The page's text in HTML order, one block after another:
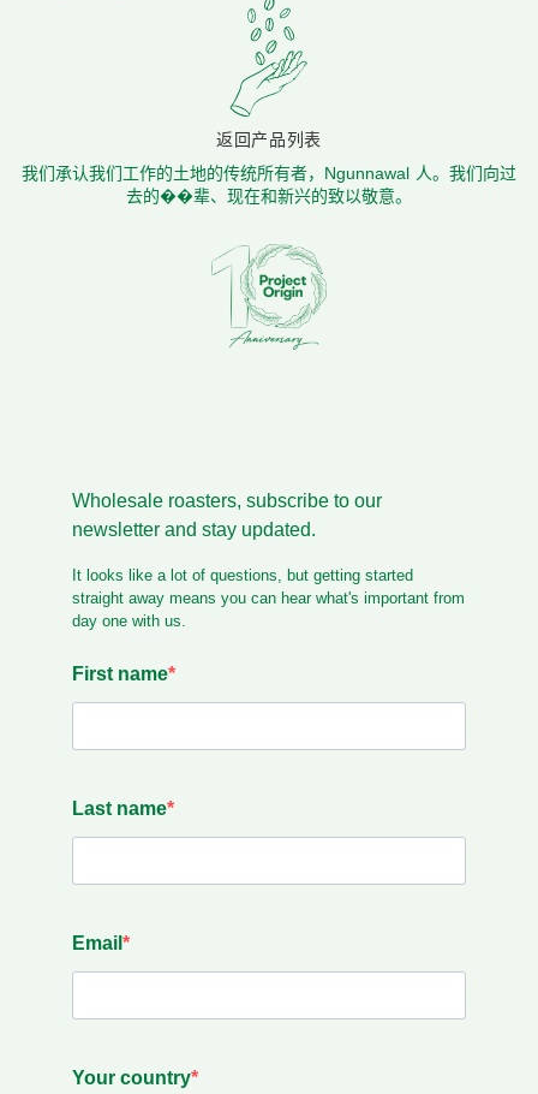
返回产品列表
我们承认我们工作的土地的传统所有者，Ngunnawal 人。我们向过
去的��辈、现在和新兴的致以敬意。